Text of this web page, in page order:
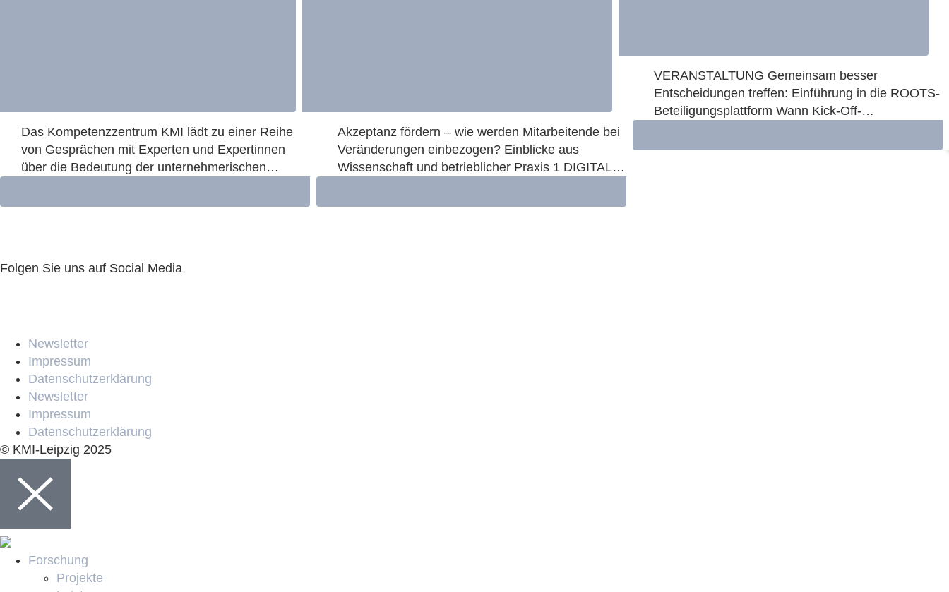
Das Kompetenzzentrum KMI lädt zu einer Reihe
von Gesprächen mit Experten und Expertinnen
über die Bedeutung der unternehmerischen
Akzeptanz fördern – wie werden Mitarbeitende bei
Veränderungen einbezogen? Einblicke aus
Wissenschaft und betrieblicher Praxis 1 DIGITALE
VERANSTALTUNG Gemeinsam besser
Entscheidungen treffen: Einführung in die ROOTS-
Beteiligungsplattform Wann Kick-Off-
Folgen Sie uns auf Social Media
Newsletter
Impressum
Datenschutzerklärung
Newsletter
Impressum
Datenschutzerklärung
© KMI-Leipzig 2025
Forschung
Projekte